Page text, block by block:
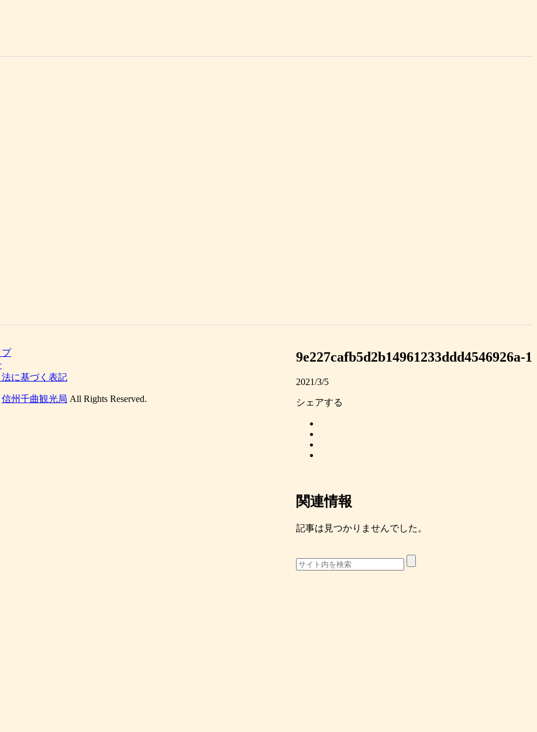
9e227cafb5d2b14961233ddd4546926a-1
2021/3/5
シェアする
関連情報
記事は見つかりませんでした。
プ
に基づく表記
信州千曲観光局 All Rights Reserved.